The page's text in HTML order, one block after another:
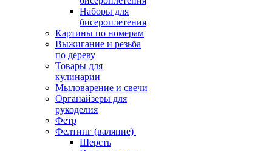
Наборы для
бисероплетения
Картины по номерам
Выжигание и резьба
по дереву
Товары для
кулинарии
Мыловарение и свечи
Органайзеры для
рукоделия
Фетр
Фелтинг (валяние)
Шерсть